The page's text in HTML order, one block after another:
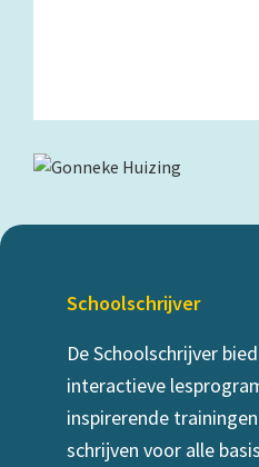
Primary
Footer
Schoolschrijver
De Schoolschrijver
interactieve
inspirerende
schrijven voor alle